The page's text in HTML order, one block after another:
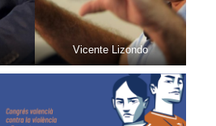
Vicente Lizondo